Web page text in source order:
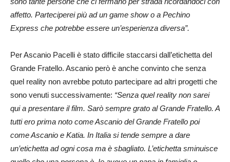
affetto. Parteciperei più ad un game show o a Pechino
Express che potrebbe essere un’esperienza diversa”.
Per Ascanio Pacelli è stato difficile staccarsi dall’etichetta del
Grande Fratello. Ascanio però è anche convinto che senza
quel reality non avrebbe potuto partecipare ad altri progetti che
sono venuti successivamente: “Senza quel reality non sarei
qui a presentare il film. Sarò sempre grato al Grande Fratello. A
tutti ero prima noto come Ascanio del Grande Fratello poi
come Ascanio e Katia. In Italia si tende sempre a dare
un’etichetta ad ogni cosa ma è sbagliato. L’etichetta sminuisce